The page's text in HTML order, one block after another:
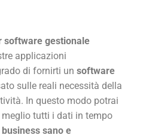
software gestionale
applicazioni
di fornirti un software
sulle reali necessità della
In questo modo potrai
tutti i dati in tempo
business sano e